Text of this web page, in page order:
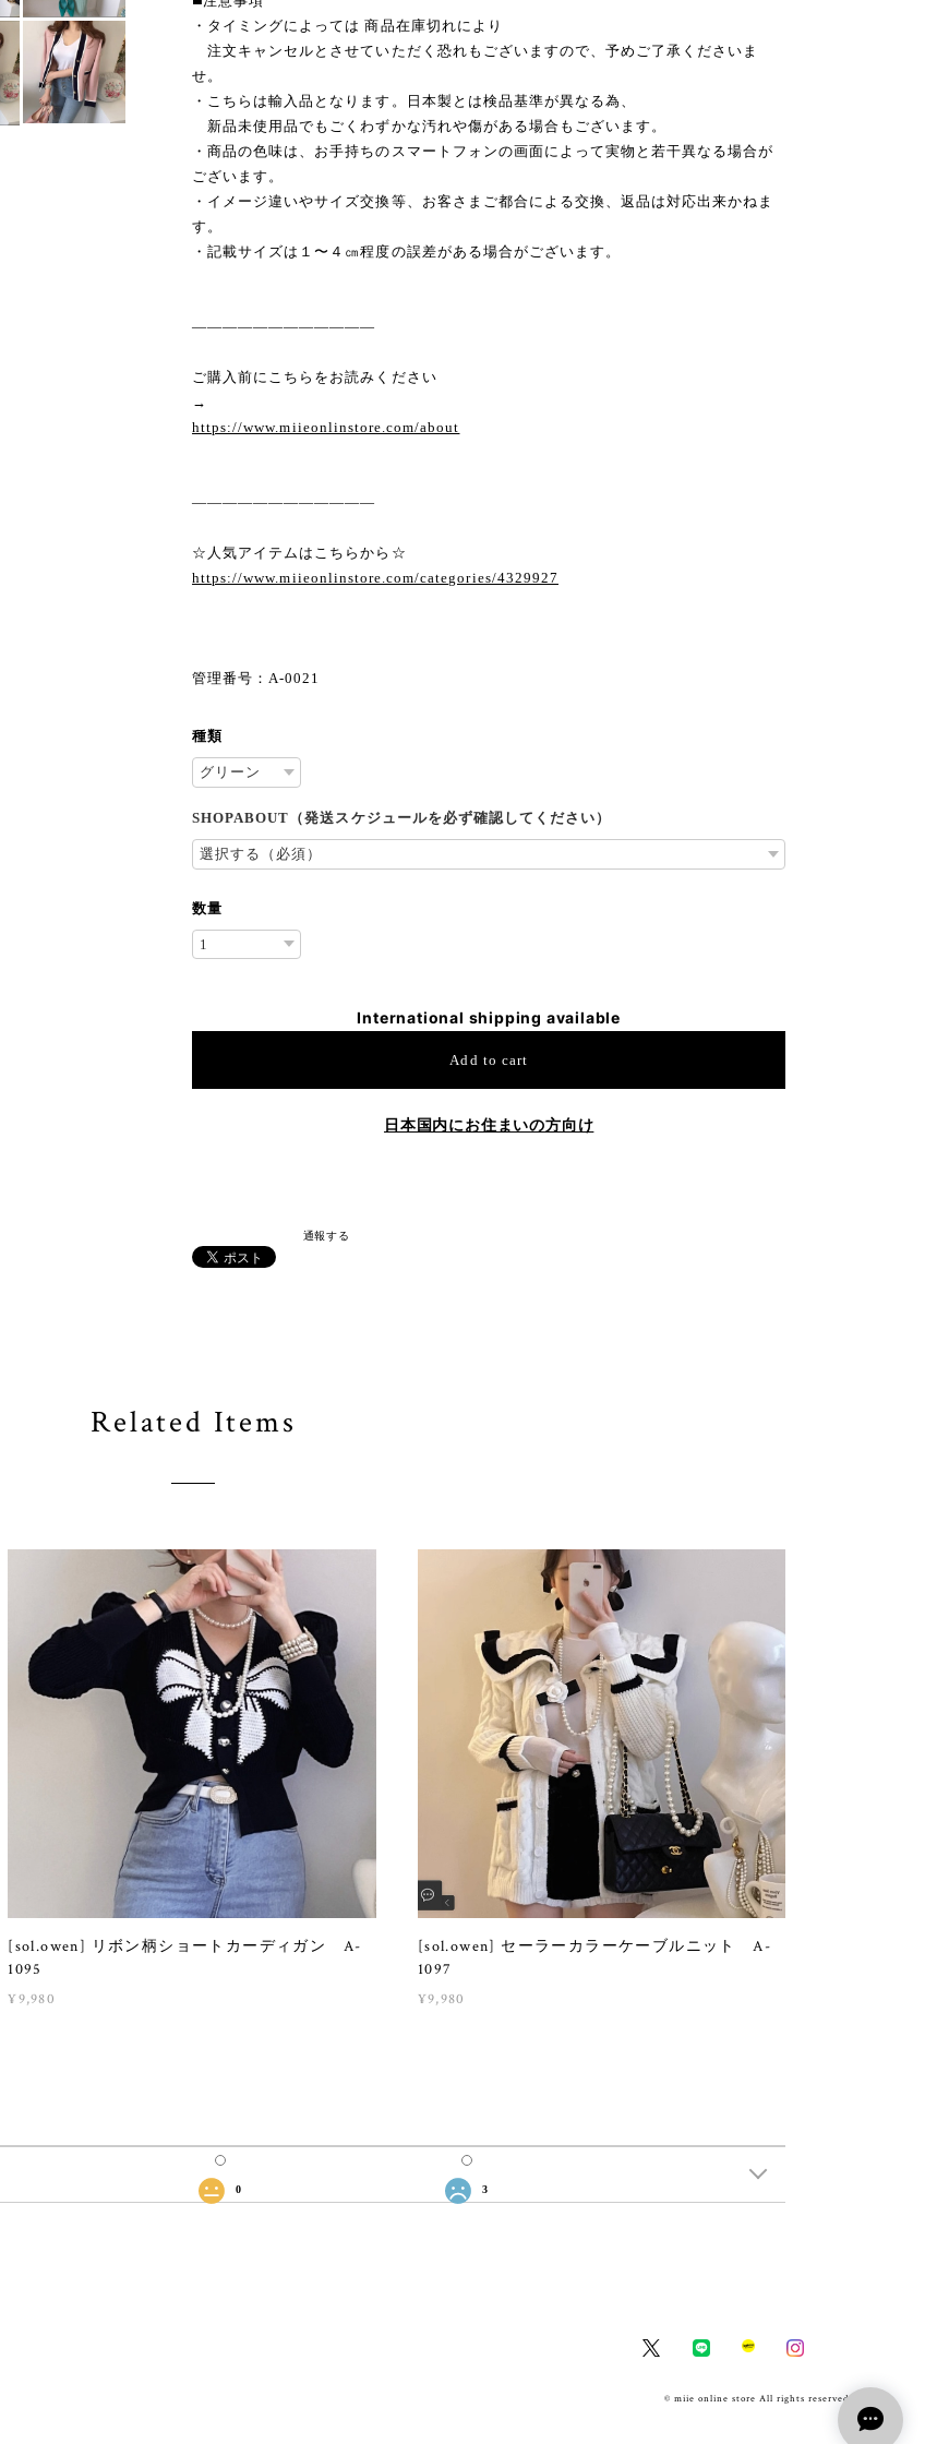
・タイミングによっては 商品在庫切れにより
注文キャンセルとさせていただく恐れもございますので、予めご了承くださいま
せ。
・こちらは輸入品となります。日本製とは検品基準が異なる為、
新品未使用品でもごくわずかな汚れや傷がある場合もございます。
・商品の色味は、お手持ちのスマートフォンの画面によって実物と若干異なる場合が
ございます。
・イメージ違いやサイズ交換等、お客さまご都合による交換、返品は対応出来かねま
す。
・記載サイズは１〜４㎝程度の誤差がある場合がございます。
————————————
ご購入前にこちらをお読みください
→
https://www.miieonlinstore.com/about
————————————
☆人気アイテムはこちらから☆
https://www.miieonlinstore.com/categories/4329927
管理番号：A-0021
種類
SHOPABOUT（発送スケジュールを必ず確認してください）
数量
International shipping available
Add to cart
日本国内にお住まいの方向け
通報する
Related Items
[sol.owen] リボン柄ショートカーディガン A-
1095
¥9,980
[sol.owen] セーラーカラーケーブルニット A-
1097
¥9,980
0 3
© miie online store All rights reserved.